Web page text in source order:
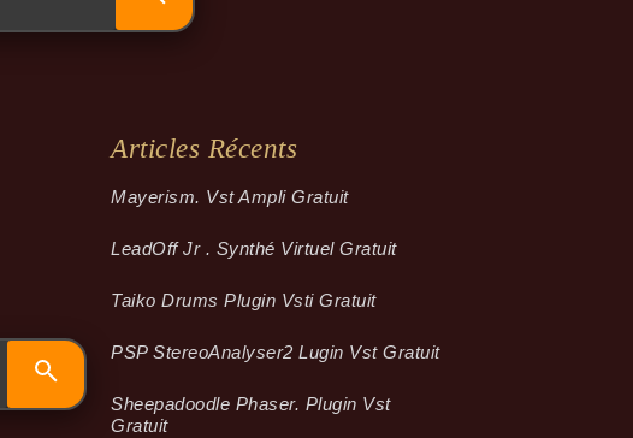
Articles Récents
Mayerism. Vst Ampli Gratuit
LeadOff Jr . Synthé Virtuel Gratuit
Taiko Drums Plugin Vsti Gratuit
PSP StereoAnalyser2 Lugin Vst Gratuit
Sheepadoodle Phaser. Plugin Vst
Gratuit